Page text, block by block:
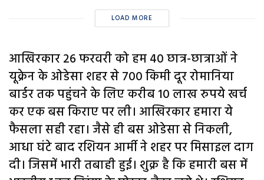
LOAD MORE
आखिरकार 26 फरवरी को हम 40 छात्र-छात्राओं ने
यूक्रेन के ओडेसा शहर से 700 किमी दूर रोमानिया
बार्डर तक पहुंचने के लिए करीब 10 लाख रुपये खर्च
कर एक बस किराए पर ली। आखिरकार हमारा ये
फैसला सही रहा। जैसे ही बस ओडेसा से निकली,
आधा घंटे बाद रशियन आर्मी ने शहर पर मिसाइल दाग
दी। जिसमें भारी तबाही हुई। शुक्र है कि हमारी बस में